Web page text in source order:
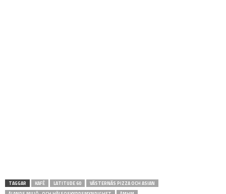
TAGGAR KAFÉ LATITUDE 60
VÄSTERNÄS PIZZA OCH ASIAN